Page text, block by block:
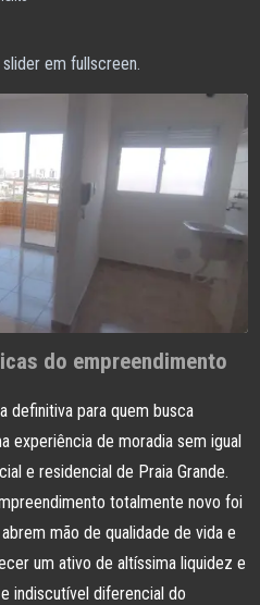
em fullscreen.
do empreendimento
definitiva para quem busca
experiência de moradia sem igual
e residencial de Praia Grande.
totalmente novo foi
mão de qualidade de vida e
um ativo de altíssima liquidez e
indiscutível diferencial do